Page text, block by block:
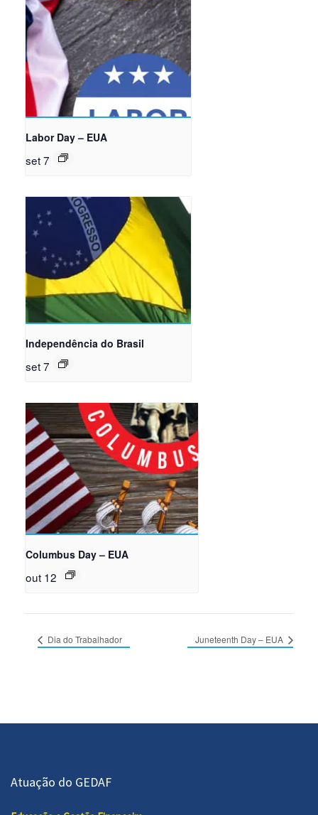
Labor Day – EUA
set 7
Independência do Brasil
set 7
Columbus Day – EUA
out 12
Dia do Trabalhador Juneteenth Day – EUA
Atuação do GEDAF